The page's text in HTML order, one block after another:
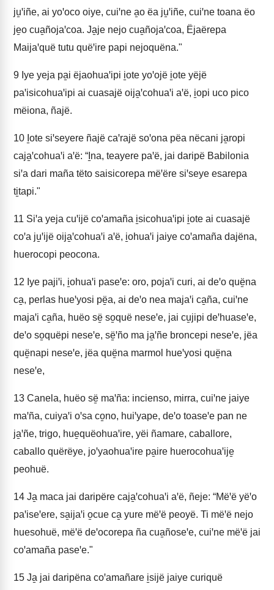
ju̱ꞌiñe, ai yoꞌoco oiye, cuiꞌne a̱o ëa ju̱ꞌiñe, cuiꞌne toana ëo
je̱o cua̱ñojaꞌcoa. Ja̱je nejo cua̱ñojaꞌcoa, Ëjaërepa
Maijaꞌquë tutu quëꞌire papi nejoquëna."
9 Iye yeja pa̱i ëjaohuaꞌipi i̱ote yoꞌojë i̱ote yëjë
paꞌisicohuaꞌipi ai cuasajë oija̱ꞌcohuaꞌi aꞌë, i̱opi uco pico
mëiona, ñajë.
10 I̱ote siꞌseyere ñajë caꞌrajë soꞌona pëa nëcani ja̱ropi
caja̱ꞌcohuaꞌi aꞌë: “I̱na, teayere paꞌë, jai daripë Babilonia
siꞌa dari maña tëto saisicorepa mëꞌëre siꞌseye esarepa
ti̱tapi."
11 Siꞌa yeja cuꞌijë coꞌamaña i̱sicohuaꞌipi i̱ote ai cuasajë
coꞌa ju̱ꞌijë oija̱ꞌcohuaꞌi aꞌë, i̱ohuaꞌi jaiye coꞌamaña dajëna,
huerocopi peocona.
12 Iye pajiꞌi, i̱ohuaꞌi paseꞌe: oro, pojaꞌi curi, ai deꞌo quë̱na
ca̱, perlas hueꞌyosi pë̱a, ai deꞌo nea majaꞌi ca̱ña, cuiꞌne
majaꞌi ca̱ña, huëo së̱ so̱quë neseꞌe, jai cu̱jipi deꞌhuaseꞌe,
deꞌo so̱quëpi neseꞌe, së̱ꞌño ma ja̱ꞌñe broncepi neseꞌe, jëa
quë̱napi neseꞌe, jëa quë̱na marmol hueꞌyosi quë̱na
neseꞌe,
13 Canela, huëo së̱ maꞌña: incienso, mirra, cuiꞌne jaiye
maꞌña, cuiyaꞌi oꞌsa co̱no, huiꞌyape, deꞌo toaseꞌe pan ne
ja̱ꞌñe, trigo, hue̱quëohuaꞌire, yëi ñamare, caballore,
caballo quërëye, joꞌyaohuaꞌire pa̱ire huerocohuaꞌije̱
peohuë.
14 Ja̱ maca jai daripëre caja̱ꞌcohuaꞌi aꞌë, ñeje: “Mëꞌë yëꞌo
paꞌiseꞌere, sa̱ijaꞌi o̱cue ca̱ yure mëꞌë peoyë. Ti mëꞌë nejo
huesohuë, mëꞌë deꞌocorepa ña cua̱ñoseꞌe, cuiꞌne mëꞌë jai
coꞌamaña paseꞌe."
15 Ja̱ jai daripëna coꞌamañare i̱sijë jaiye curiquë